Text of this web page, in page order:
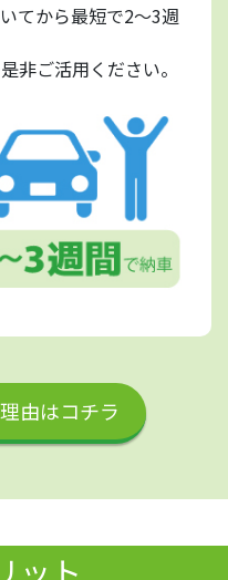
てから最短で2～3週
非ご活用ください。
由はコチラ
ット